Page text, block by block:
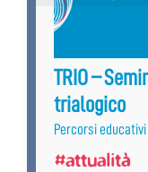
TRIO –
trialogico
Percorsi educativi
#attualità